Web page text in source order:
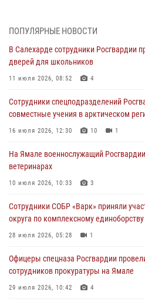
03 августа 2026, 07:21 2
Генерал-полковник Юрий Аверин
молодёжном образовательном форуме
03 августа 2026, 06:54
Директор Росгвардии Герой России
поздравил специалистов
праздником
Сотрудники СОБР «Варк» повышают
30 июля 2026, 09:34 1
Офицеры спецназа Росгвардии
сотрудников прокуратуры на Ямале
29 июля 2026, 10:42 4
ПОПУЛЯРНЫЕ НОВОСТИ
В Салехарде сотрудники Росгвардии
дверей для школьников
11 июля 2026, 08:52 4
Сотрудники спецподразделений
совместные учения в арктическом
16 июля 2026, 12:30 10 1
На Ямале военнослужащий
ветеринарах
10 июля 2026, 10:33 3
Сотрудники СОБР «Варк» приняли
округа по комплексному
28 июля 2026, 05:28 1
Офицеры спецназа Росгвардии
сотрудников прокуратуры на Ямале
29 июля 2026, 10:42 4